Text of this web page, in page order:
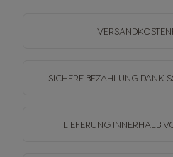
SICHERE BEZAHLUNG DANK
LIEFERUNG INNERHALB